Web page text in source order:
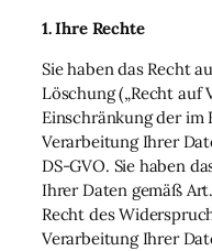
1. Ihre Rechte
Sie haben das Recht
Löschung („Recht auf
Einschränkung der im
Verarbeitung Ihrer
DS-GVO. Sie haben
Ihrer Daten gemäß
Recht des
Verarbeitung Ihrer